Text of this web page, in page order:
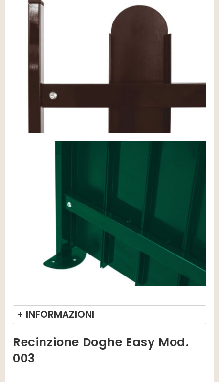
+ INFORMAZIONI
Recinzione Doghe Easy Mod.
003